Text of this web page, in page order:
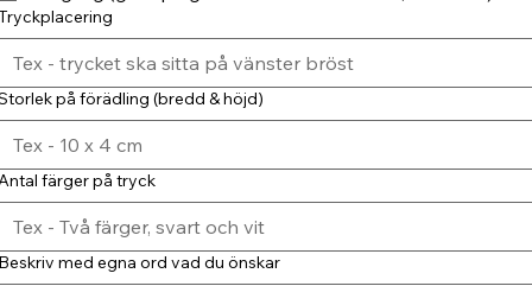
på förädling (bredd & höjd)
färger på tryck
med egna ord vad du önskar